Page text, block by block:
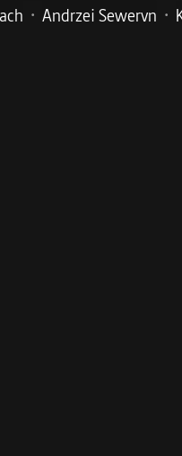
• Andrzej Seweryn •